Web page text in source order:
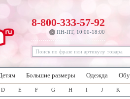
8-800-333-57-92
ПН-ПТ, 10:00-18:00
Большие размеры Одежда
D E F G H I J K